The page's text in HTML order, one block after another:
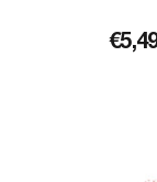
€